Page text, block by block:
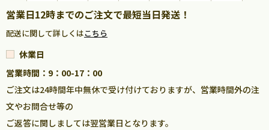
営業日12時までのご注文で最短当日発送！
配送に関して詳しくはこちら
休業日
営業時間：9：00-17：00
ご注文は24時間年中無休で受け付けておりますが、営業時間外の注
文やお問合せ等の
ご返答に関しましては翌営業日となります。